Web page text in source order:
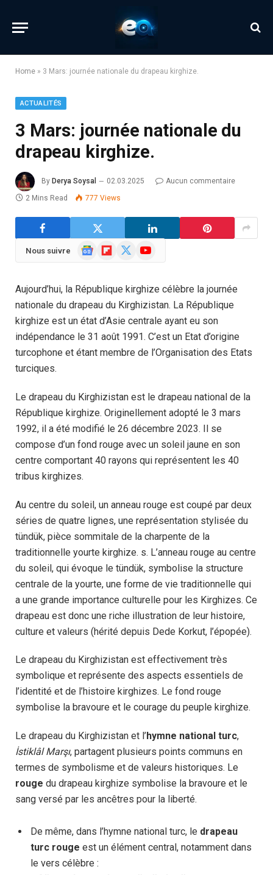
Home » 3 Mars: journée nationale du drapeau kirghize.
ACTUALITÉS
3 Mars: journée nationale du
drapeau kirghize.
By Derya Soysal 02.03.2025
Aucun commentaire
2 Mins Read
777 Views
Nous suivre
GoogleFlipboard YouTube
Aujourd’hui, la République kirghize célèbre la journée
nationale du drapeau du Kirghizistan. La République
kirghize est un état d’Asie centrale ayant eu son
indépendance le 31 août 1991. C’est un Etat d’origine
turcophone et étant membre de l’Organisation des Etats
turciques.
Le drapeau du Kirghizistan est le drapeau national de la
République kirghize. Originellement adopté le 3 mars
1992, il a été modifié le 26 décembre 2023. Il se
compose d’un fond rouge avec un soleil jaune en son
centre comportant 40 rayons qui représentent les 40
tribus kirghizes.
Au centre du soleil, un anneau rouge est coupé par deux
séries de quatre lignes, une représentation stylisée du
tündük, pièce sommitale de la charpente de la
traditionnelle yourte kirghize. s. L’anneau rouge au centre
du soleil, qui évoque le tündük, symbolise la structure
centrale de la yourte, une forme de vie traditionnelle qui
a une grande importance culturelle pour les Kirghizes. Ce
drapeau est donc une riche illustration de leur histoire,
culture et valeurs (hérité depuis Dede Korkut, l’épopée).
Le drapeau du Kirghizistan est effectivement très
symbolique et représente des aspects essentiels de
l’identité et de l’histoire kirghizes. Le fond rouge
symbolise la bravoure et le courage du peuple kirghize.
Le drapeau du Kirghizistan et l’hymne national turc,
İstiklâl Marşı, partagent plusieurs points communs en
termes de symbolisme et de valeurs historiques. Le
rouge du drapeau kirghize symbolise la bravoure et le
sang versé par les ancêtres pour la liberté.
De même, dans l’hymne national turc, le drapeau
turc rouge est un élément central, notamment dans
le vers célèbre :